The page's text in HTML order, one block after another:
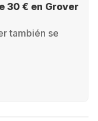
30 € en Grover
también se